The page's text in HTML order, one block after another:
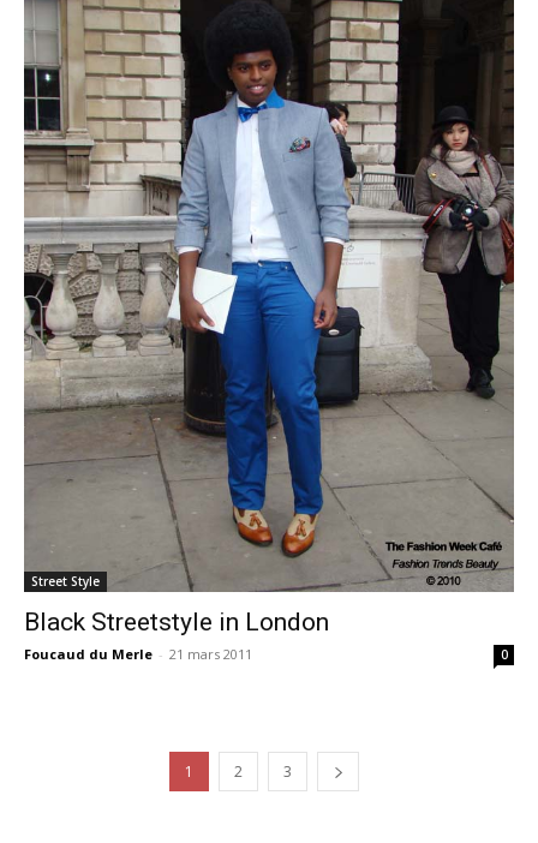
Street Style
Black Streetstyle in London
Foucaud du Merle - 21 mars 2011 0
1 2 3